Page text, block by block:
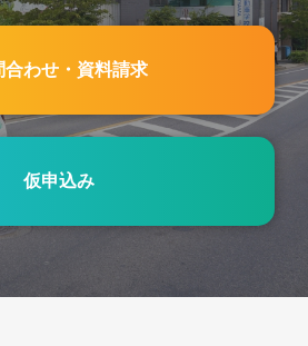
応急救護！教習の流れや内容を
は？うまくいくコツは？」
合わせ・資料請求
仮申込み